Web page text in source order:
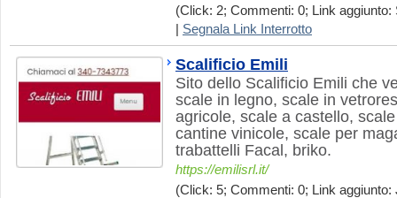
(Click: 2; Commenti: 0; Link aggiunto:
Segnala Link Interrotto
Scalificio Emili
Sito dello Scalificio Emili che
scale in legno, scale in
agricole, scale a castello,
cantine vinicole, scale per
trabattelli Facal, briko.
https://emilisrl.it/
(Click: 5; Commenti: 0; Link aggiunto: